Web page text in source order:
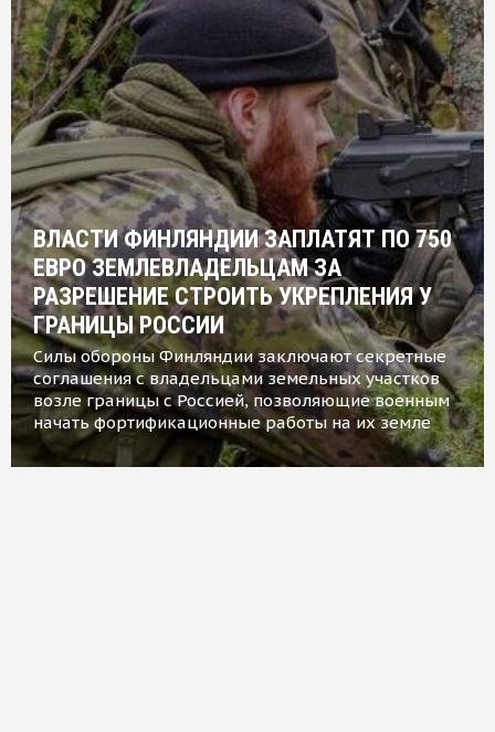
ВЛАСТИ ФИНЛЯНДИИ ЗАПЛАТЯТ ПО 750
ЕВРО ЗЕМЛЕВЛАДЕЛЬЦАМ ЗА
РАЗРЕШЕНИЕ СТРОИТЬ УКРЕПЛЕНИЯ У
ГРАНИЦЫ РОССИИ
Силы обороны Финляндии заключают секретные
соглашения с владельцами земельных участков
возле границы с Россией, позволяющие военным
начать фортификационные работы на их земле